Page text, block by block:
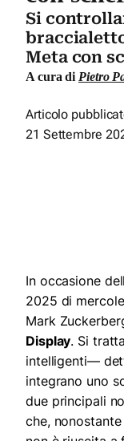
Si
Meta con
A cura di Pietro
Articolo
21 Settembre
In occasione
2025 di
Mark
Display. Si
intelligenti—
integrano uno
due principali
che,